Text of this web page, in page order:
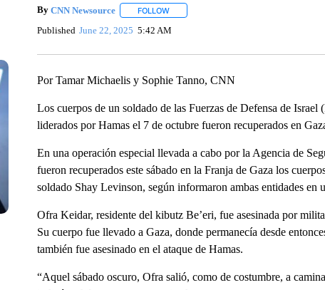
By CNN Newsource FOLLOWFOLLOW "" TO RECEIVE NOTIFICATIONS
Published June 22, 2025 5:42 AM
Por Tamar Michaelis y Sophie Tanno, CNN
Los cuerpos de un soldado de las Fuerzas de Defensa de
liderados por Hamas el 7 de octubre fueron recuperados en
En una operación especial llevada a cabo por la Agencia de
fueron recuperados este sábado en la Franja de Gaza los
soldado Shay Levinson, según informaron ambas entidades
Ofra Keidar, residente del kibutz Be’eri, fue asesinada por
Su cuerpo fue llevado a Gaza, donde permanecía desde
también fue asesinado en el ataque de Hamas.
“Aquel sábado oscuro, Ofra salió, como de costumbre, a